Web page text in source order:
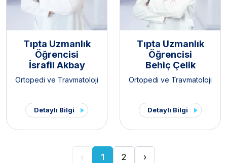
Tıpta Uzmanlık
Öğrencisi
İsrafil Akbay
Ortopedi ve Travmatoloji
Detaylı Bilgi
Tıpta Uzmanlık
Öğrencisi
Behiç Çelik
Ortopedi ve Travmatoloji
Detaylı Bilgi
‹ 1 2 ›